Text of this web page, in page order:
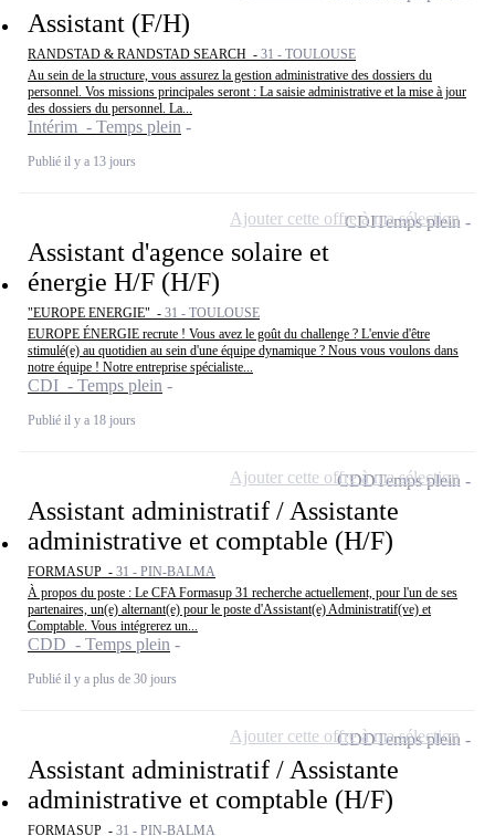
Assistant (F/H)
RANDSTAD & RANDSTAD SEARCH - 31 - TOULOUSE
Au sein de la structure, vous assurez la gestion administrative des dossiers du
personnel. Vos missions principales seront : La saisie administrative et la mise à jour
des dossiers du personnel. La...
Intérim - Temps plein
Publié il y a 13 jours
Assistant d'agence solaire et
énergie H/F (H/F)
"EUROPE ENERGIE" - 31 - TOULOUSE
EUROPE ÉNERGIE recrute ! Vous avez le goût du challenge ? L'envie d'être
stimulé(e) au quotidien au sein d'une équipe dynamique ? Nous vous voulons dans
notre équipe ! Notre entreprise spécialiste...
CDI - Temps plein
Publié il y a 18 jours
CDITemps plein
Ajouter cette offre à ma sélection
Assistant administratif / Assistante
administrative et comptable (H/F)
FORMASUP - 31 - PIN-BALMA
À propos du poste : Le CFA Formasup 31 recherche actuellement, pour l'un de ses
partenaires, un(e) alternant(e) pour le poste d'Assistant(e) Administratif(ve) et
Comptable. Vous intégrerez un...
CDD - Temps plein
Publié il y a plus de 30 jours
CDDTemps plein
Ajouter cette offre à ma sélection
Assistant administratif / Assistante
administrative et comptable (H/F)
FORMASUP - 31 - PIN-BALMA
CDDTemps plein
Ajouter cette offre à ma sélection